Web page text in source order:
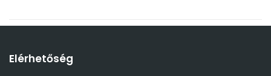
Elérhetőség